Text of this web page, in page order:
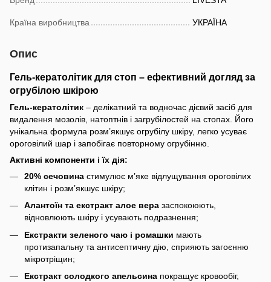
Країна виробництва УКРАЇНА
Опис
Гель-кератолітик для стоп – ефективний догляд за
огрубілою шкірою
Гель-кератолітик – делікатний та водночас дієвий засіб для
видалення мозолів, натоптнів і загрубілостей на стопах. Його
унікальна формула розм’якшує огрубілу шкіру, легко усуває
ороговілий шар і запобігає повторному огрубінню.
Активні компоненти і їх дія:
20% сечовина стимулює м’яке відлущування ороговілих
клітин і розм’якшує шкіру;
Алантоїн та екстракт алое вера заспокоюють,
відновлюють шкіру і усувають подразнення;
Екстракти зеленого чаю і ромашки мають
протизапальну та антисептичну дію, сприяють загоєнню
мікротріщин;
Екстракт солодкого апельсина покращує кровообіг,